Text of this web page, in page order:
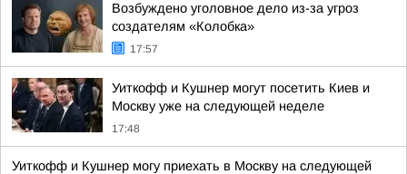
Возбуждено уголовное дело из-за угроз
создателям «Колобка»
17:57
Уиткофф и Кушнер могут посетить Киев и
Москву уже на следующей неделе
17:48
Уиткофф и Кушнер могу приехать в Москву на следующей